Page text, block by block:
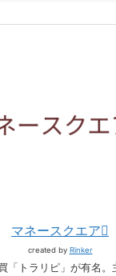
マネースクエア
created by Rinker
「トラリピ」が有名。